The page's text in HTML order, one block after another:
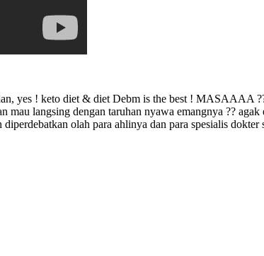
yes ! keto diet & diet Debm is the best ! MASAAAA
mau langsing dengan taruhan nyawa emangnya ??
olah para ahlinya dan para spesialis dokter